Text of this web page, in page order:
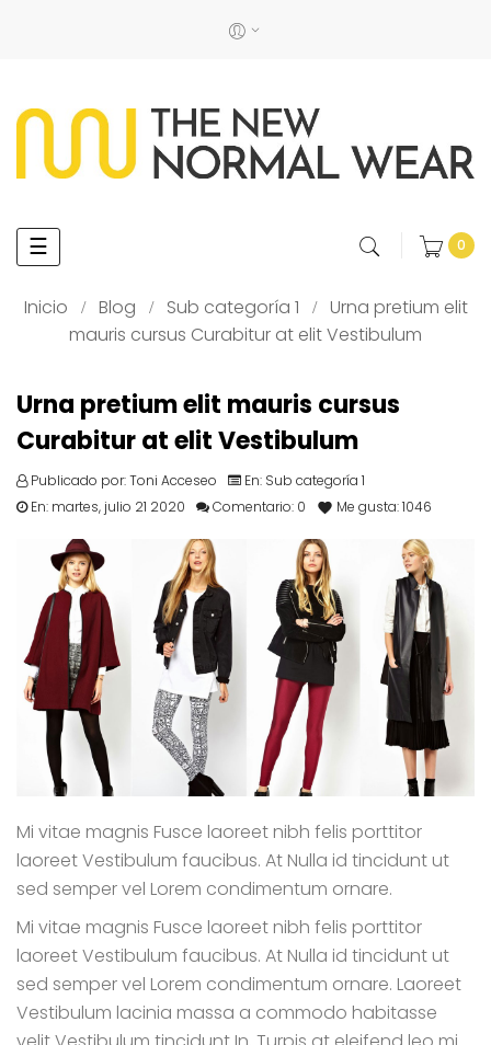
Navegación
de
☰ 0
Inicio Blog Sub categoría 1
Urna pretium elit
mauris cursus Curabitur at elit Vestibulum
Urna pretium elit mauris cursus
Curabitur at elit Vestibulum
Publicado por:Toni Acceseo En: Sub categoría 1
En: martes, julio 21 2020 Comentario: 0  Me gusta:1046
Mi vitae magnis Fusce laoreet nibh felis porttitor
laoreet Vestibulum faucibus. At Nulla id tincidunt ut
sed semper vel Lorem condimentum ornare.
Mi vitae magnis Fusce laoreet nibh felis porttitor
laoreet Vestibulum faucibus. At Nulla id tincidunt ut
sed semper vel Lorem condimentum ornare. Laoreet
Vestibulum lacinia massa a commodo habitasse